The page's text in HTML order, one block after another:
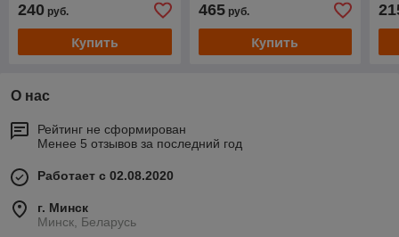
алюминиевая подошва)
240 руб.
Купить
(погружная, 165х20 мм,
5.2
465руб.
Купить
О нас
Рейтинг не сформирован
Менее 5 отзывов за последний год
Работает с 02.08.2020
г. Минск
Минск, Беларусь